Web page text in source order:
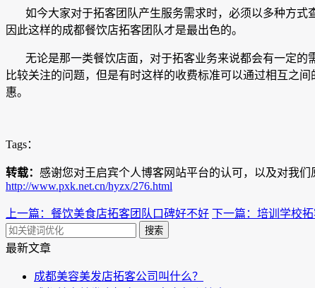
如今大家对于拓客团队产生服务需求时，必须以多种方式
因此这样的成都餐饮店拓客团队才是最出色的。
无论是那一类餐饮店面，对于拓客业务来说都会有一定
比较关注的问题，但是有时这样的收费标准可以通过相互之
惠。
Tags：
转载： 感谢您对王启宾个人博客网站平台的认可，以及对我
http://www.pxk.net.cn/hyzx/276.html
上一篇：餐饮美食店拓客团队口碑好不好 下一篇：培训学校拓
搜索
最新文章
成都美容美发店拓客公司叫什么？